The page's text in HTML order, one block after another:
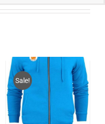
Sale!
TV MARIAHOEVE